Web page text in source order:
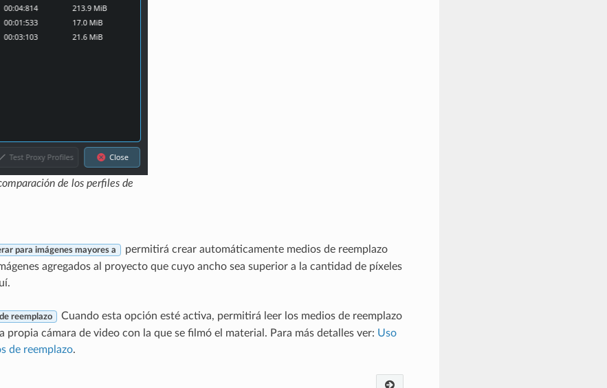
de los perfiles de
para imágenes mayores a
permitirá crear automáticamente medios de reemplazo
agregados al proyecto que cuyo ancho sea superior a la cantidad de píxeles
reemplazo
Cuando esta opción esté activa, permitirá leer los medios de reemplazo
propia cámara de video con la que se filmó el material. Para más detalles ver: Uso
de reemplazo.